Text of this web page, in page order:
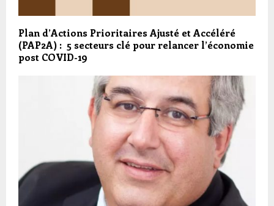
Plan d’Actions Prioritaires Ajusté et Accéléré
(PAP2A) : 5 secteurs clé pour relancer l’économie
post COVID-19